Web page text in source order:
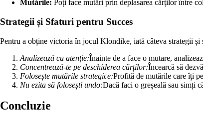
Mutările: Poți face mutări prin deplasarea cărților între
Strategii și Sfaturi pentru Succes
Pentru a obține victoria în jocul Klondike, iată câteva strategii și
Analizează cu atenție:Înainte de a face o mutare,
Concentrează-te pe deschiderea cărților:Încearcă să
Folosește mutările strategice:Profită de mutările care îți
Nu ezita să folosești undo:Dacă faci o greșeală sau simți
Concluzie